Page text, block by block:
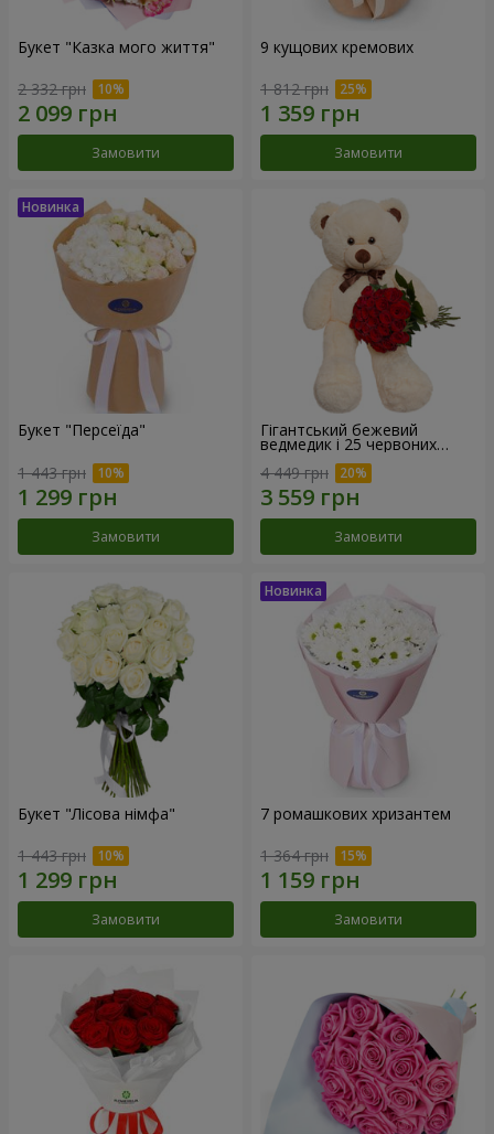
Букет "Казка мого життя"
2 332 грн
Замовити
9 кущових кремових
1 812 грн
Замовити
Букет "Персеїда"
1 443 грн
Замовити
Гігантський бежевий
ведмедик і 25 червоних
троянд
4 449 грн
Замовити
Букет "Лісова німфа"
1 443 грн
Замовити
7 ромашкових хризантем
1 364 грн
Замовити